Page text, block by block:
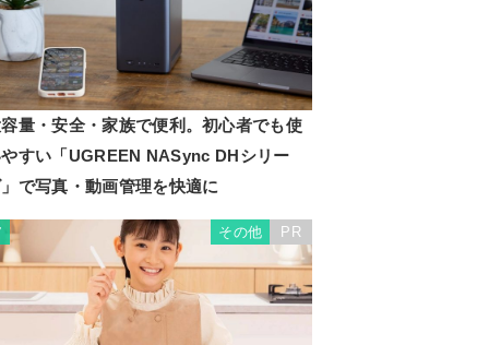
量・安全・家族で便利。初心者でも使
すい「UGREEN NASync DHシリー
で写真・動画管理を快適に
その他 PR